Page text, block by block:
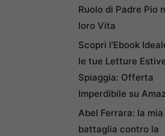
Ruolo di Padre Pio
loro Vita
Scopri l’Ebook
le tue Letture
Spiaggia: Offerta
Imperdibile su
Abel Ferrara: la mia
battaglia contro la